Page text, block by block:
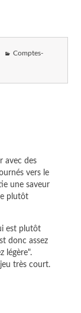
Comptes-
avec des
vers le
une saveur
plutôt
est plutôt
donc assez
légère".
très court.